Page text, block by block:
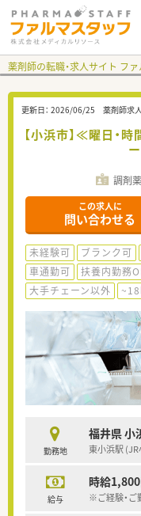
薬剤師の転職・求人サイト フ
更新日： 2026/06/25 薬剤師求人
【小浜市】≪曜日・
調剤
この求人に
問い合わせる
未経験可 ブランク可
車通勤可
扶養内勤務
大手チェーン以外
勤務地
福井県 小
東小浜駅
給与
時給
※ご経験・ご